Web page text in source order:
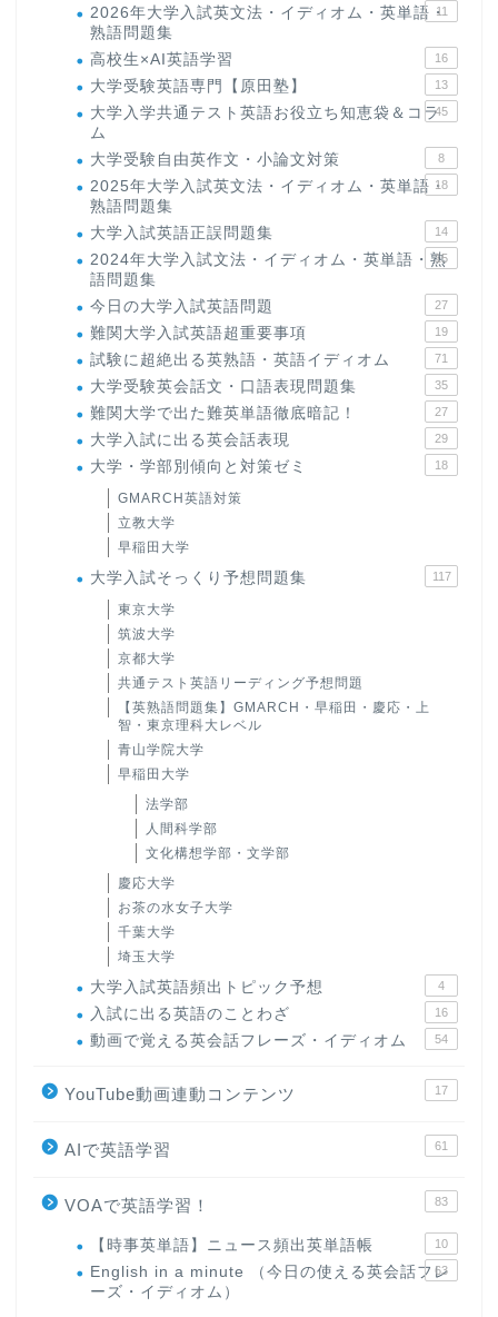
2026年大学入試英文法・イディオム・英単語・
熟語問題集
11
高校生×AI英語学習 16
大学受験英語専門【原田塾】 13
大学入学共通テスト英語お役立ち知恵袋＆コラ
ム
45
大学受験自由英作文・小論文対策 8
2025年大学入試英文法・イディオム・英単語・
熟語問題集
18
大学入試英語正誤問題集 14
2024年大学入試文法・イディオム・英単語・熟
語問題集
15
今日の大学入試英語問題 27
難関大学入試英語超重要事項 19
試験に超絶出る英熟語・英語イディオム 71
大学受験英会話文・口語表現問題集 35
難関大学で出た難英単語徹底暗記！ 27
大学入試に出る英会話表現 29
大学・学部別傾向と対策ゼミ 18
GMARCH英語対策
立教大学
早稲田大学
大学入試そっくり予想問題集 117
東京大学
筑波大学
京都大学
共通テスト英語リーディング予想問題
【英熟語問題集】GMARCH・早稲田・慶応・上
智・東京理科大レベル
青山学院大学
早稲田大学
法学部
人間科学部
文化構想学部・文学部
慶応大学
お茶の水女子大学
千葉大学
埼玉大学
大学入試英語頻出トピック予想 4
入試に出る英語のことわざ 16
動画で覚える英会話フレーズ・イディオム 54
YouTube動画連動コンテンツ 17
AIで英語学習 61
VOAで英語学習！ 83
【時事英単語】ニュース頻出英単語帳 10
English in a minute （今日の使える英会話フレ
ーズ・イディオム）
63